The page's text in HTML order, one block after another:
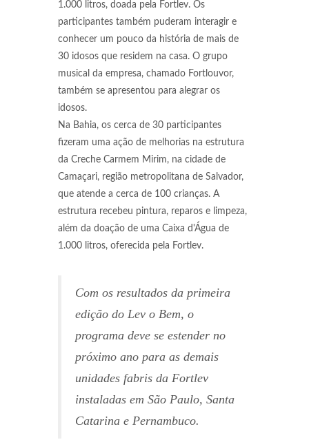
1.000 litros, doada pela Fortlev. Os
participantes também puderam interagir e
conhecer um pouco da história de mais de
30 idosos que residem na casa. O grupo
musical da empresa, chamado Fortlouvor,
também se apresentou para alegrar os
idosos.
Na Bahia, os cerca de 30 participantes
fizeram uma ação de melhorias na estrutura
da Creche Carmem Mirim, na cidade de
Camaçari, região metropolitana de Salvador,
que atende a cerca de 100 crianças. A
estrutura recebeu pintura, reparos e limpeza,
além da doação de uma Caixa d'Água de
1.000 litros, oferecida pela Fortlev.
Com os resultados da primeira
edição do Lev o Bem, o
programa deve se estender no
próximo ano para as demais
unidades fabris da Fortlev
instaladas em São Paulo, Santa
Catarina e Pernambuco.